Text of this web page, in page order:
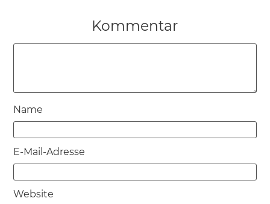
Kommentar
Name
E-Mail-Adresse
Website